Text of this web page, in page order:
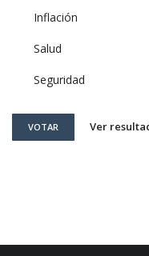
Inflación
Salud
Seguridad
VOTAR Ver